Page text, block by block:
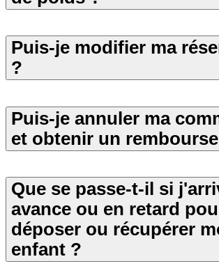
Puis-je modifier ma
?
Puis-je annuler ma
et obtenir un
Que se passe-t-il si
avance ou en retard
déposer ou récupérer
enfant ?